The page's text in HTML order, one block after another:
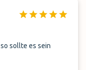
sollte es sein